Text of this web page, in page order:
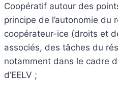
Coopératif autour des
principe de l’autonomie du
coopérateur-ice (droits et
associés, des tâches du
notamment dans le cadre
d’EELV ;